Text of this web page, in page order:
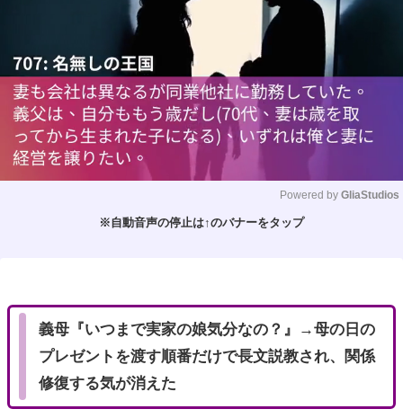
Powered by GliaStudios
※自動音声の停止は↑のバナーをタップ
義母『いつまで実家の娘気分なの？』→母の日の
プレゼントを渡す順番だけで長文説教され、関係
修復する気が消えた